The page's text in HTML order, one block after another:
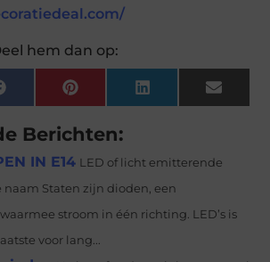
hem dan op:
FacebookPinterestLinkedInEmail
Berichten:
IN E14 LED of licht emitterende
naam Staten zijn dioden, een
stroom in één richting. LED’s is
voor lang...